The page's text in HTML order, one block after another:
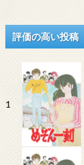
評価の高い投稿
1